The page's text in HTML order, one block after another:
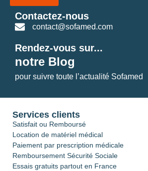
Contactez-nous
contact@sofamed.com
Rendez-vous sur...
notre Blog
pour suivre toute l’actualité Sofamed
Services clients
Satisfait ou Remboursé
Location de matériel médical
Paiement par prescription médicale
Remboursement Sécurité Sociale
Essais gratuits partout en France